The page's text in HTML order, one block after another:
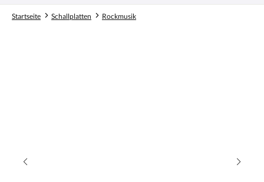
Startseite Schallplatten Rockmusik